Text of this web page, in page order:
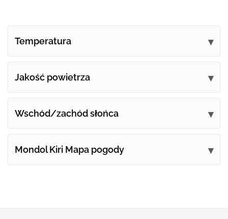
Temperatura
Jakość powietrza
Wschód/zachód słońca
Mondol Kiri Mapa pogody